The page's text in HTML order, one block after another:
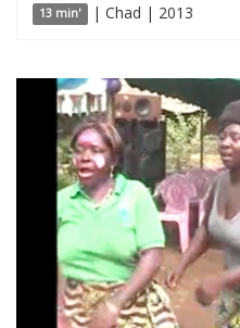
13 min' | Chad | 2013